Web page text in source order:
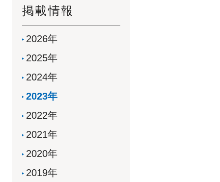
掲載情報
2026年
2025年
2024年
2023年
2022年
2021年
2020年
2019年